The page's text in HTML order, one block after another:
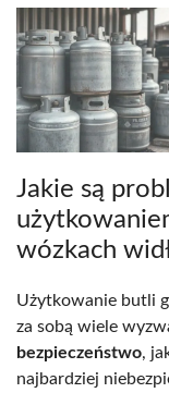
Jakie są
wózkach
Użytkowanie butli
za sobą wiele
bezpieczeństwo,
najbardziej